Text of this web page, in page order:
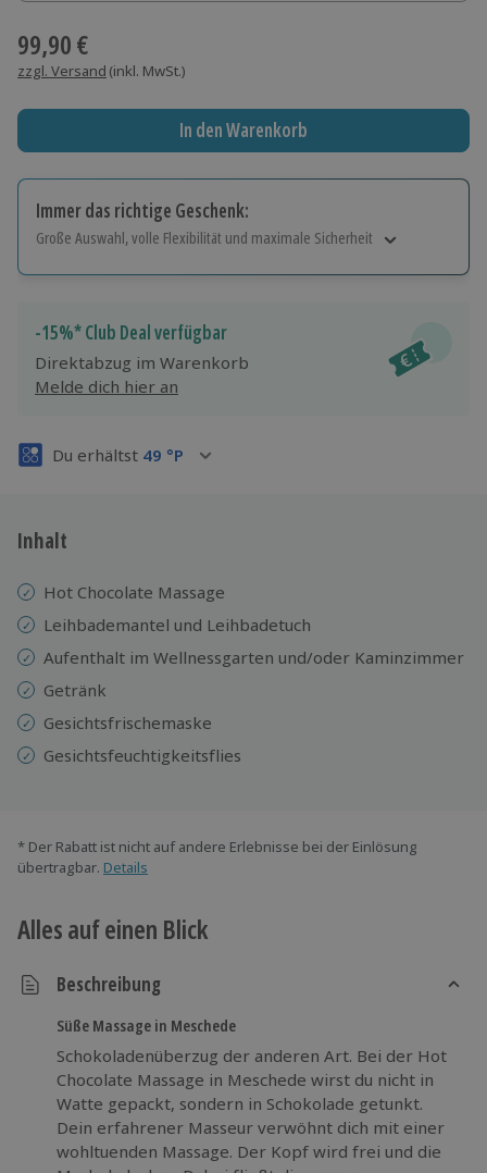
99,90 €
zzgl. Versand (inkl. MwSt.)
In den Warenkorb
Immer das richtige Geschenk:
Große Auswahl, volle Flexibilität und maximale Sicherheit
Jeder Gutschein für alle Erlebnisse einlösbar.
Maximale Sicherheit
3 Jahre gültig & verlängerbar.
-15%* Club Deal verfügbar
Direktabzug im Warenkorb
Melde dich hier an
Du erhältst 49 °P
Inhalt
Hot Chocolate Massage
Leihbademantel und Leihbadetuch
Aufenthalt im Wellnessgarten und/oder Kaminzimmer
Getränk
Gesichtsfrischemaske
Gesichtsfeuchtigkeitsflies
* Der Rabatt ist nicht auf andere Erlebnisse bei der Einlösung
übertragbar. Details
Alles auf einen Blick
Beschreibung
Süße Massage in Meschede
Schokoladenüberzug der anderen Art. Bei der Hot
Chocolate Massage in Meschede wirst du nicht in
Watte gepackt, sondern in Schokolade getunkt.
Dein erfahrener Masseur verwöhnt dich mit einer
wohltuenden Massage. Der Kopf wird frei und die